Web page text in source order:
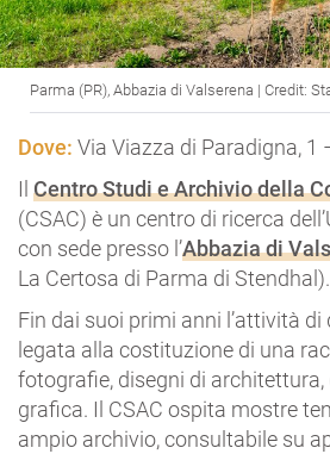
Parma (PR), Abbazia di Valserena | Credit:
Dove: Via Viazza di Paradigna, 1
Il Centro Studi e Archivio della
(CSAC) è un centro di ricerca
con sede presso l’Abbazia di
La Certosa di Parma di Stendhal).
Fin dai suoi primi anni l’attività di
legata alla costituzione di una
fotografie, disegni di architettura,
grafica. Il CSAC ospita mostre
ampio archivio, consultabile su